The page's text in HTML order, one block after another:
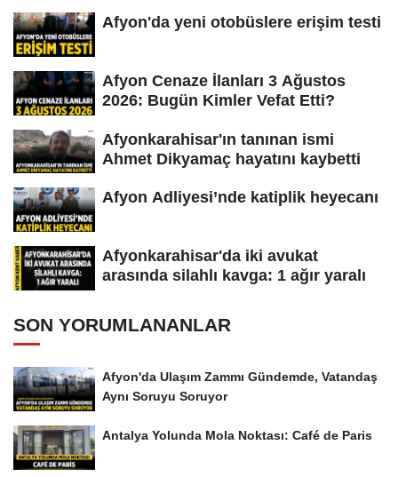
Afyon'da yeni otobüslere erişim testi
Afyon Cenaze İlanları 3 Ağustos
2026: Bugün Kimler Vefat Etti?
Afyonkarahisar'ın tanınan ismi
Ahmet Dikyamaç hayatını kaybetti
Afyon Adliyesi’nde katiplik heyecanı
Afyonkarahisar'da iki avukat
arasında silahlı kavga: 1 ağır yaralı
SON YORUMLANANLAR
Afyon'da Ulaşım Zammı Gündemde, Vatandaş
Aynı Soruyu Soruyor
Antalya Yolunda Mola Noktası: Café de Paris